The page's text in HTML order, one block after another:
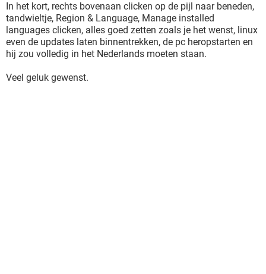
In het kort, rechts bovenaan clicken op de pijl naar beneden,
tandwieltje, Region & Language, Manage installed
languages clicken, alles goed zetten zoals je het wenst, linux
even de updates laten binnentrekken, de pc heropstarten en
hij zou volledig in het Nederlands moeten staan.
Veel geluk gewenst.